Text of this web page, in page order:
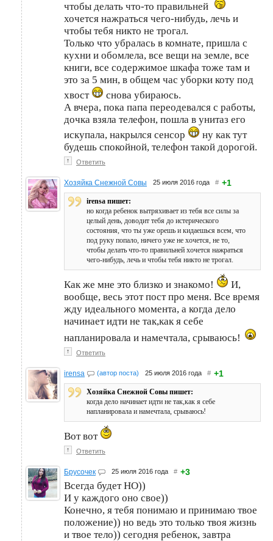
чтобы делать что-то правильней
хочется нажраться чего-нибудь, лечь и
чтобы тебя никто не трогал.
Только что убралась в комнате, пришла с
кухни и обомлела, все вещи на земле, все
книги, все содержимое шкафа тоже там и
это за 5 мин, в общем час уборки коту под
хвост
снова убираюсь.
А вчера, пока папа переодевался с работы,
дочка взяла телефон, пошла в унитаз его
искупала, накрылся сенсор
ну как тут
будешь спокойной, телефон такой дорогой.
↑ Ответить
Хозяйка Снежной Совы 25 июля 2016 года # +1
irensa пишет:
но когда ребенок вытряхивает из тебя все силы за
целый день, доводит тебя до истерического
состояния, что ты уже орешь и кидаешься всем, что
под руку попало, ничего уже не хочется, не то,
чтобы делать что-то правильней хочется нажраться
чего-нибудь, лечь и чтобы тебя никто не трогал.
Как же мне это близко и знакомо!
И,
вообще, весь этот пост про меня. Все время
жду идеального момента, а когда дело
начинает идти не так,как я себе
напланировала и намечтала, срываюсь!
↑ Ответить
irensa (автор поста) 25 июля 2016 года # +1
Хозяйка Снежной Совы пишет:
когда дело начинает идти не так,как я себе
напланировала и намечтала, срываюсь!
Вот вот
↑ Ответить
Брусочек 25 июля 2016 года # +3
Всегда будет НО))
И у каждого оно свое))
Конечно, я тебя понимаю и принимаю твое
положение)) но ведь это только твоя жизнь
и твое тело)) сегодня ребенок, завтра